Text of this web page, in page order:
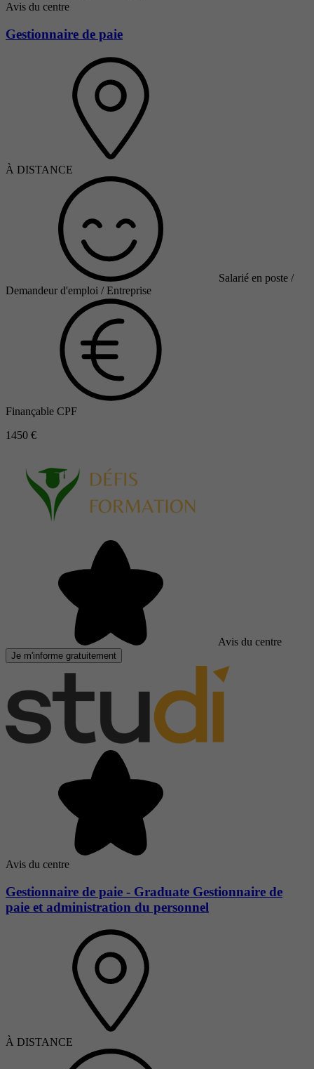
Avis du centre
Gestionnaire de paie
À DISTANCE
Salarié en poste /
Demandeur d'emploi / Entreprise
Finançable CPF
1450 €
Avis du centre
Je m'informe gratuitement
Avis du centre
Gestionnaire de paie - Graduate Gestionnaire de
paie et administration du personnel
À DISTANCE